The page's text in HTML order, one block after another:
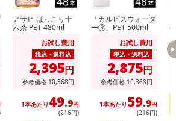
いた上でお申込みください。なお、本理由
ンセル・返品交換は対応いたしかねます。
まれております。
ペイ、メルペイ、AEON Pay、Amazon Pa
のため外部サイトへ遷移します。
アサヒ ほっこり十
六茶 PET 480ml
お試し費用
税込・送料込
2,395円
参考価格 10,368円
1本あたり 49.9円
(216円)
「カルピスウォータ
ーⓇ」PET 500ml
お試し費用
税込・送料込
2,875円
参考価格 10,368円
1本あたり 59.9円
(216円)